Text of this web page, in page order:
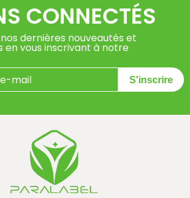
CONNECTÉS
dernières nouveautés et
en vous inscrivant à notre
S'inscrire